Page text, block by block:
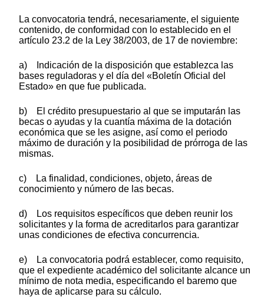
La convocatoria tendrá, necesariamente, el siguiente
contenido, de conformidad con lo establecido en el
artículo 23.2 de la Ley 38/2003, de 17 de noviembre:
a) Indicación de la disposición que establezca las
bases reguladoras y el día del «Boletín Oficial del
Estado» en que fue publicada.
b) El crédito presupuestario al que se imputarán las
becas o ayudas y la cuantía máxima de la dotación
económica que se les asigne, así como el periodo
máximo de duración y la posibilidad de prórroga de las
mismas.
c) La finalidad, condiciones, objeto, áreas de
conocimiento y número de las becas.
d) Los requisitos específicos que deben reunir los
solicitantes y la forma de acreditarlos para garantizar
unas condiciones de efectiva concurrencia.
e) La convocatoria podrá establecer, como requisito,
que el expediente académico del solicitante alcance un
mínimo de nota media, especificando el baremo que
haya de aplicarse para su cálculo.